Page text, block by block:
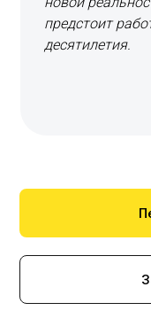
предстоит
десятилетия.